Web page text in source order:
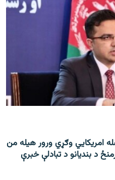
امریکايي وګړي ورور هیله من
د بندیانو د تبادلې خبرې